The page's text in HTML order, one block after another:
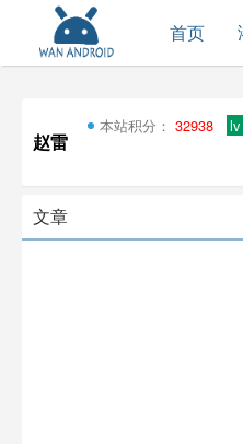
首页
赵雷
本站积分： 32938
文章